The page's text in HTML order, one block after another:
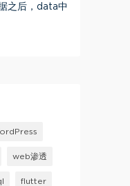
之后，data中
web渗透
flutter